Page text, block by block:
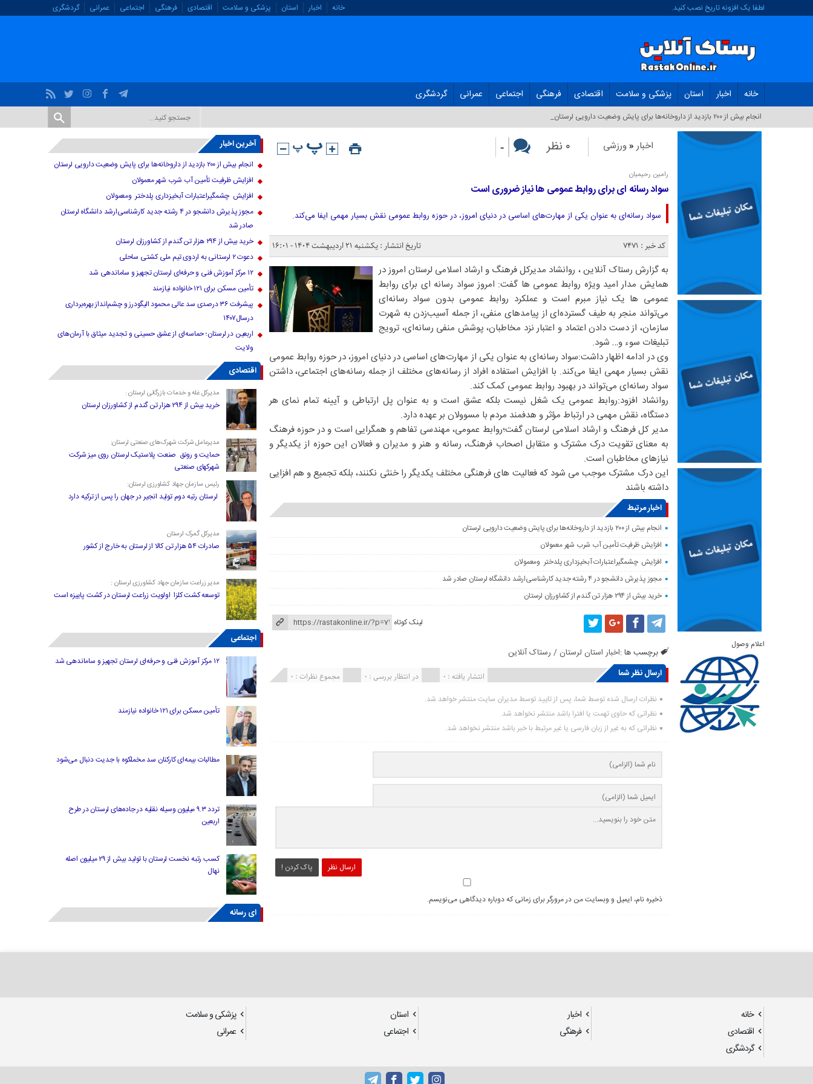
لطفا یک افزونه تاریخ نصب کنید. خانه اخبار استان پزشکی و سلامت اقتصادی فرهنگی اجتماعی عمرانی گردشگری
خانه اخبار استان پزشکی و سلامت اقتصادی فرهنگی اجتماعی عمرانی گردشگری
انجام بیش از ۲۰۰ بازدید از داروخانه‌ها برای پایش وضعیت دارویی لرستان_
اخبار «ورزشی ۰ نظر -
رامین رحیمیان
سواد رسانه ای برای روابط عمومی ها نیاز ضروری است
سواد رسانه‌ای به عنوان یکی از مهارت‌های اساسی در دنیای امروز، در حوزه روابط عمومی نقش بسیار مهمی ایفا می‌کند.
کد خبر : 7471 تاریخ انتشار : یکشنبه ۲۱ اردیبهشت ۱۴۰۴ - ۱۶:۰۱
به گزارش رستاک آنلاین ، روانشاد مدیرکل فرهنگ و ارشاد اسلامی لرستان امروز در
همایش مدار امید ویژه روابط عمومی ها گفت: امروز سواد رسانه ای برای روابط
عمومی ها یک نیاز مبرم است و عملکرد روابط عمومی بدون سواد رسانه‌ای
می‌تواند منجر به طیف گسترده‌ای از پیامدهای منفی، از جمله آسیب‌زدن به شهرت
سازمان، از دست دادن اعتماد و اعتبار نزد مخاطبان، پوشش منفی رسانه‌ای، ترویج
تبلیغات سوء و… شود.
وی در ادامه اظهار داشت:سواد رسانه‌ای به عنوان یکی از مهارت‌های اساسی در دنیای امروز، در حوزه روابط عمومی
نقش بسیار مهمی ایفا می‌کند. با افزایش استفاده افراد از رسانه‌های مختلف از جمله رسانه‌های اجتماعی، داشتن
سواد رسانه‌ای می‌تواند در بهبود روابط عمومی کمک کند.
روانشاد افزود:روابط عمومی یک شغل نیست بلکه عشق است و به عنوان پل ارتباطی و آیینه تمام نمای هر
دستگاه، نقش مهمی در ارتباط مؤثر و هدفمند مردم با مسوولان بر عهده دارد.
مدیر کل فرهنگ و ارشاد اسلامی لرستان گفت؛روابط عمومی، مهندسی تفاهم و همگرایی است و در حوزه فرهنگ
به معنای تقویت درک مشترک و متقابل اصحاب فرهنگ، رسانه و هنر و مدیران و فعالان این حوزه از یکدیگر و
نیازهای مخاطبان است.
این درک مشترک موجب می شود که فعالیت های فرهنگی مختلف یکدیگر را خنثی نکنند، بلکه تجمیع و هم افزایی
داشته باشند
اخبار مرتبط
انجام بیش از ۲۰۰ بازدید از داروخانه‌ها برای پایش وضعیت دارویی لرستان
افزایش ظرفیت تأمین آب شرب شهر معمولان
افزایش چشمگیراعتبارات آبخیزداری پلدختر ومعمولان
مجوز پذیرش دانشجو در ۴ رشته جدید کارشناسی‌ارشد دانشگاه لرستان صادر شد
خرید بیش از ۲۹۴ هزار تن گندم از کشاورزان لرستان
لینک کوتاه
برچسب ها :اخبار استان لرستان / رستاک آنلاین
ارسال نظر شما
مجموع نظرات : 0 در انتظار بررسی : 0 انتشار یافته : ۰
نظرات ارسال شده توسط شما، پس از تایید توسط مدیران سایت منتشر خواهد شد.
نظراتی که حاوی تهمت یا افترا باشد منتشر نخواهد شد.
نظراتی که به غیر از زبان فارسی یا غیر مرتبط با خبر باشد منتشر نخواهد شد.
ارسال نظر پاک کردن !
ذخیره نام، ایمیل و وبسایت من در مرورگر برای زمانی که دوباره دیدگاهی می‌نویسم.
اعلام وصول
آخرین اخبار
انجام بیش از ۲۰۰ بازدید از داروخانه‌ها برای پایش وضعیت دارویی لرستان
افزایش ظرفیت تأمین آب شرب شهر معمولان
افزایش چشمگیراعتبارات آبخیزداری پلدختر ومعمولان
مجوز پذیرش دانشجو در ۴ رشته جدید کارشناسی‌ارشد دانشگاه لرستان
صادر شد
خرید بیش از ۲۹۴ هزار تن گندم از کشاورزان لرستان
دعوت ۲ لرستانی به اردوی تیم ملی کشتی ساحلی
۱۲ مرکز آموزش فنی و حرفه‌ای لرستان تجهیز و ساماندهی شد
تأمین مسکن برای ۱۲۱ خانواده نیازمند
پیشرفت ۳۶ درصدی سد عالی محمود الیگودرز و چشم‌انداز بهره‌برداری
درسال۱۴۰۷
اربعین در لرستان؛ حماسه‌ای از عشق حسینی و تجدید میثاق با آرمان‌های
ولایت
اقتصادی
مدیرکل غله و خدمات بازرگانی لرستان :
خرید بیش از ۲۹۴ هزار تن گندم از کشاورزان لرستان
مدیرعامل شرکت شهرک‌های صنعتی لرستان:
حمایت و رونق صنعت پلاستیک لرستان روی میز شرکت
شهرکهای صنعتی
رئیس سازمان جهاد کشاورزی لرستان:
لرستان رتبه دوم تولید انجیر در جهان را پس از ترکیه دارد
مدیرکل گمرک لرستان
صادرات ۵۴ هزار تن کالا از لرستان به خارج از کشور
مدیر زراعت سازمان جهاد کشاورزی لرستان :
توسعه کشت کلزا اولویت زراعت لرستان در کشت پاییزه است
اجتماعی
۱۲ مرکز آموزش فنی و حرفه‌ای لرستان تجهیز و ساماندهی شد
تأمین مسکن برای ۱۲۱ خانواده نیازمند
مطالبات بیمه‌ای کارکنان سد مخملکوه با جدیت دنبال می‌شود
تردد ۹.۳ میلیون وسیله نقلیه در جاده‌های لرستان در طرح
اربعین
کسب رتبه نخست لرستان با تولید بیش از ۲۹ میلیون اصله
نهال
ای رسانه
خانه اخبار استان
پزشکی و سلامت
اقتصادی
فرهنگی اجتماعی
عمرانی
گردشگری